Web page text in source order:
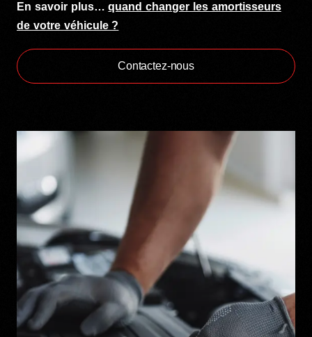
En savoir plus…quand changer les amortisseurs
de votre véhicule ?
Contactez-nous